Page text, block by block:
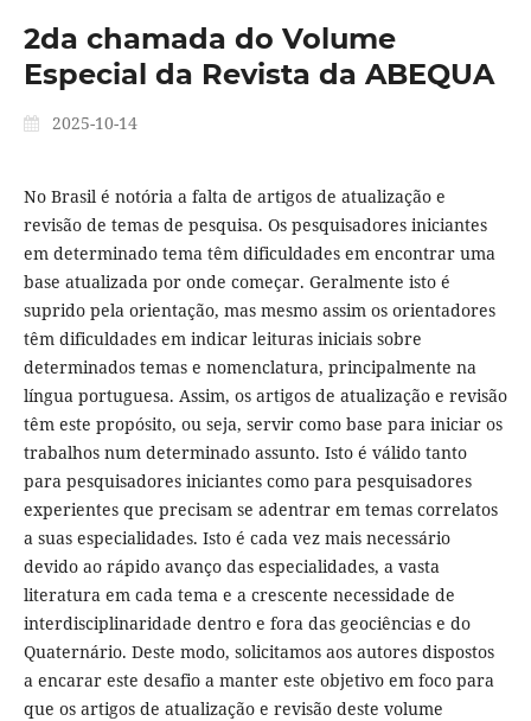
2da chamada do Volume
Especial da Revista da ABEQUA
2025-10-14
No Brasil é notória a falta de artigos de atualização e
revisão de temas de pesquisa. Os pesquisadores iniciantes
em determinado tema têm dificuldades em encontrar uma
base atualizada por onde começar. Geralmente isto é
suprido pela orientação, mas mesmo assim os orientadores
têm dificuldades em indicar leituras iniciais sobre
determinados temas e nomenclatura, principalmente na
língua portuguesa. Assim, os artigos de atualização e revisão
têm este propósito, ou seja, servir como base para iniciar os
trabalhos num determinado assunto. Isto é válido tanto
para pesquisadores iniciantes como para pesquisadores
experientes que precisam se adentrar em temas correlatos
a suas especialidades. Isto é cada vez mais necessário
devido ao rápido avanço das especialidades, a vasta
literatura em cada tema e a crescente necessidade de
interdisciplinaridade dentro e fora das geociências e do
Quaternário. Deste modo, solicitamos aos autores dispostos
a encarar este desafio a manter este objetivo em foco para
que os artigos de atualização e revisão deste volume